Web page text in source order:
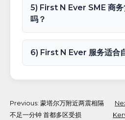
5) First N Ever SME 商务
吗？
6) First N Ever 服务适合
Post
Previous: 蒙塔尔万附近两震相隔
不足一分钟 首都多区受损